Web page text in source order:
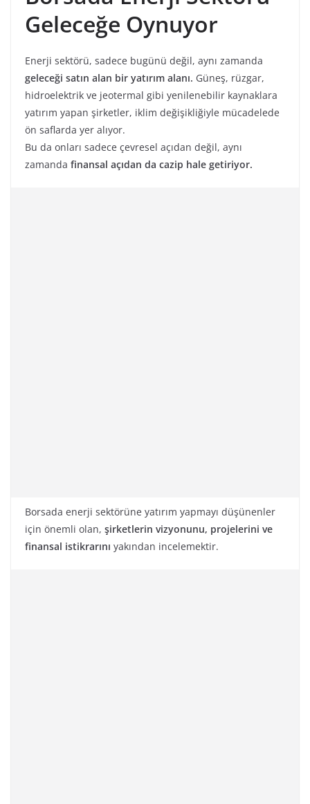
Geleceğe Oynuyor
Enerji sektörü, sadece bugünü değil, aynı zamanda
geleceği satın alan bir yatırım alanı. Güneş, rüzgar,
hidroelektrik ve jeotermal gibi yenilenebilir kaynaklara
yatırım yapan şirketler, iklim değişikliğiyle mücadelede
ön saflarda yer alıyor.
Bu da onları sadece çevresel açıdan değil, aynı
zamanda finansal açıdan da cazip hale getiriyor.
Borsada enerji sektörüne yatırım yapmayı düşünenler
için önemli olan, şirketlerin vizyonunu, projelerini ve
finansal istikrarını yakından incelemektir.